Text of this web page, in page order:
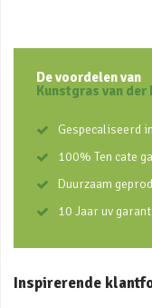
De voordelen van
Kunstgras van der
Gespecaliseerd
100% Ten cate
Duurzaam
10 Jaar uv
Inspirerende